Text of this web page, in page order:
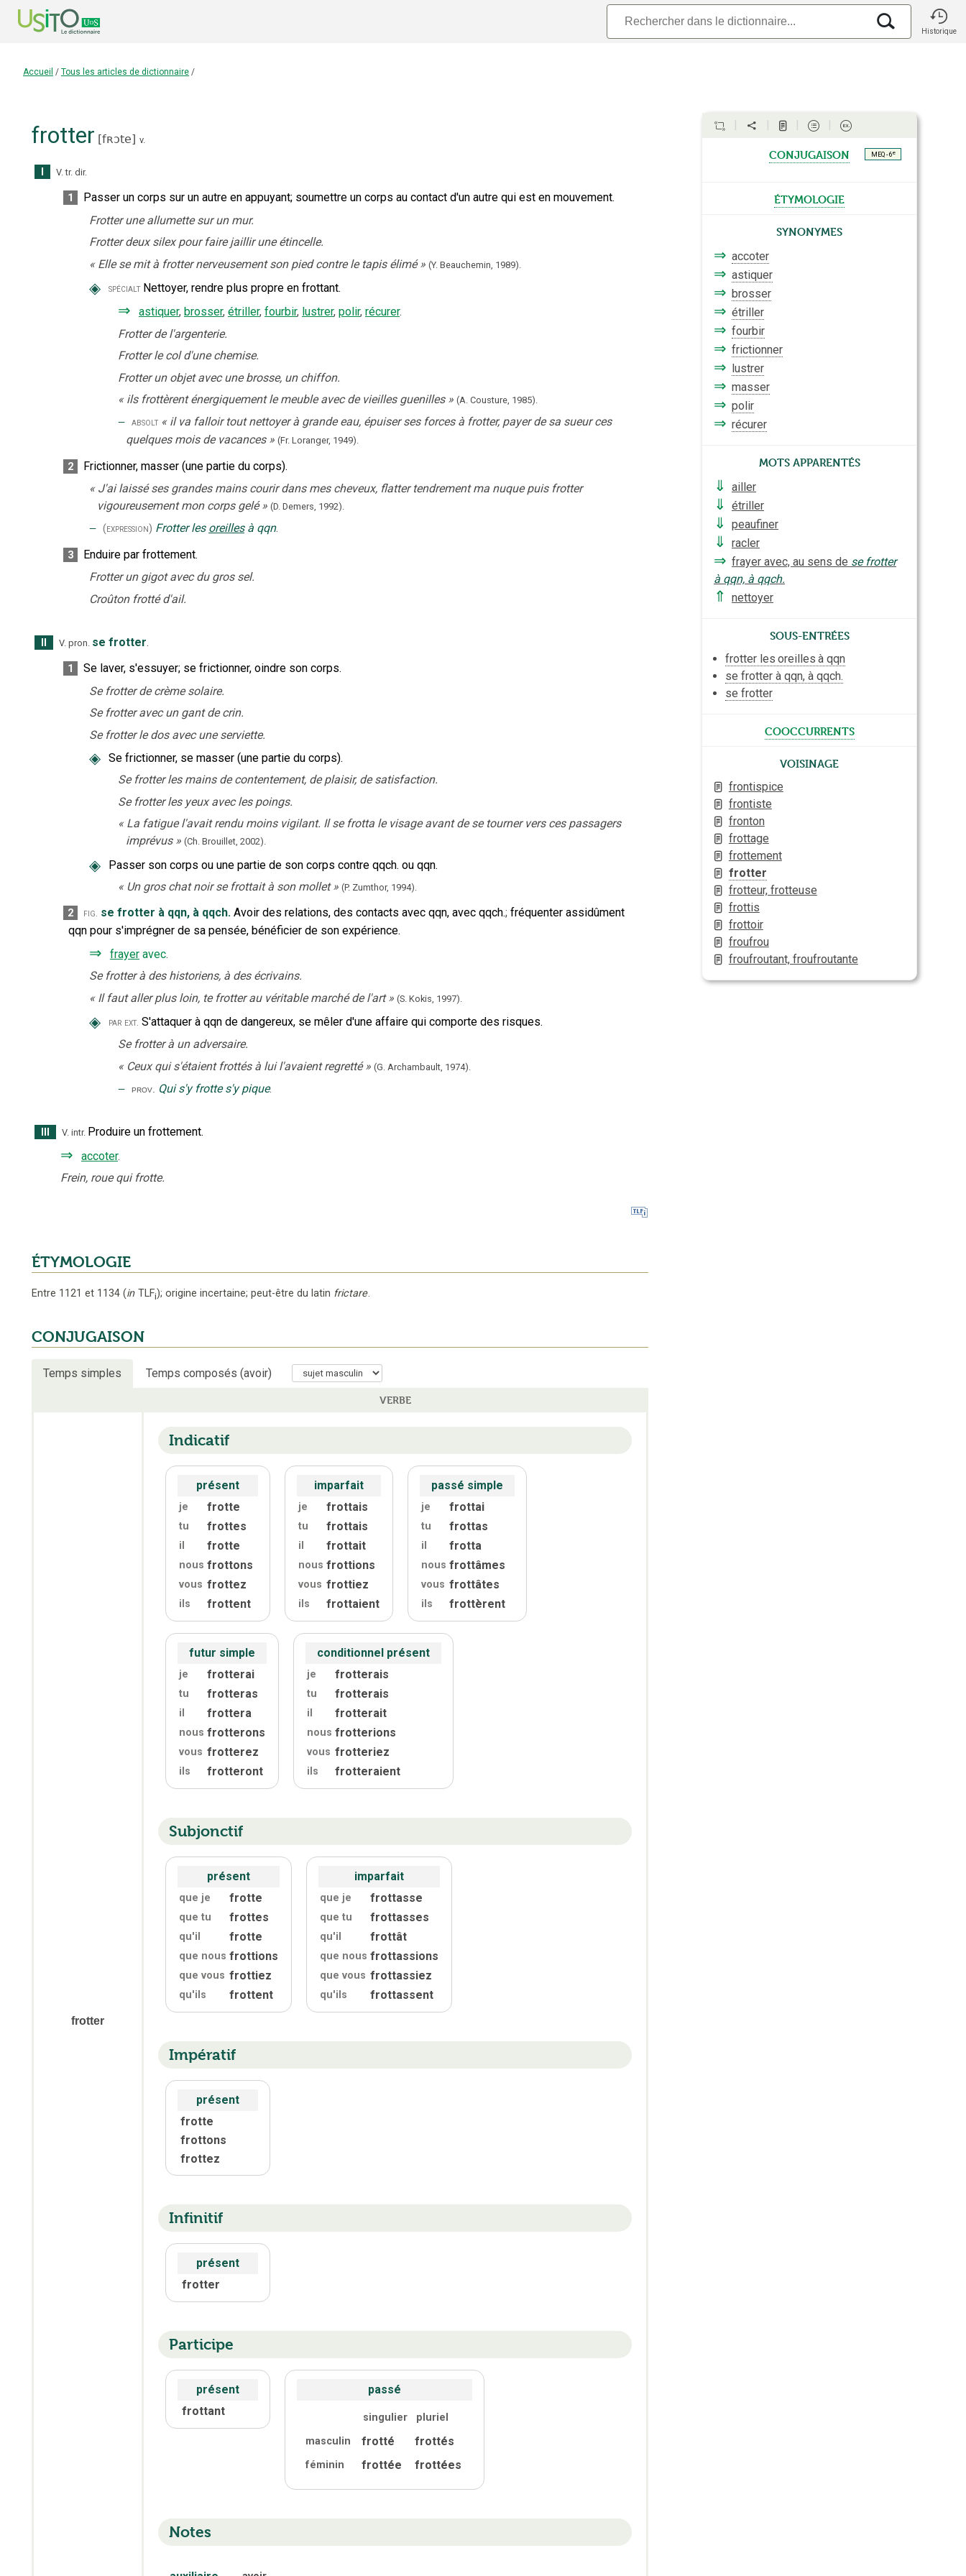
Historique
Accueil / Tous les articles de dictionnaire /
frotter [fʀɔte] v.
V. tr. dir.
1 Passer un corps sur un autre en appuyant; soumettre un corps au contact d'un autre qui est en mouvement.
Frotter une allumette sur un mur.
Frotter deux silex pour faire jaillir une étincelle.
« Elle se mit à frotter nerveusement son pied contre le tapis élimé » (Y. Beauchemin, 1989).
◈ spécialt Nettoyer, rendre plus propre en frottant.
⇒ astiquer, brosser, étriller, fourbir, lustrer, polir, récurer.
Frotter de l'argenterie.
Frotter le col d'une chemise.
Frotter un objet avec une brosse, un chiffon.
« ils frottèrent énergiquement le meuble avec de vieilles guenilles » (A. Cousture, 1985).
‒ absolt « il va falloir tout nettoyer à grande eau, épuiser ses forces à frotter, payer de sa sueur ces
quelques mois de vacances » (Fr. Loranger, 1949).
2
Frictionner, masser (une partie du corps).
« J'ai laissé ses grandes mains courir dans mes cheveux, flatter tendrement ma nuque puis frotter
vigoureusement mon corps gelé » (D. Demers, 1992).
‒ (expression) Frotter les oreilles à qqn.
3
Enduire par frottement.
Frotter un gigot avec du gros sel.
Croûton frotté d'ail.
V. pron. se frotter.
1 Se laver, s'essuyer; se frictionner, oindre son corps.
Se frotter de crème solaire.
Se frotter avec un gant de crin.
Se frotter le dos avec une serviette.
◈ Se frictionner, se masser (une partie du corps).
Se frotter les mains de contentement, de plaisir, de satisfaction.
Se frotter les yeux avec les poings.
« La fatigue l'avait rendu moins vigilant. Il se frotta le visage avant de se tourner vers ces passagers
imprévus » (Ch. Brouillet, 2002).
◈
Passer son corps ou une partie de son corps contre qqch. ou qqn.
« Un gros chat noir se frottait à son mollet » (P. Zumthor, 1994).
2 fig. se frotter à qqn, à qqch. Avoir des relations, des contacts avec qqn, avec qqch.; fréquenter assidûment
qqn pour s'imprégner de sa pensée, bénéficier de son expérience.
⇒ frayer avec.
Se frotter à des historiens, à des écrivains.
« Il faut aller plus loin, te frotter au véritable marché de l'art » (S. Kokis, 1997).
◈ par ext. S'attaquer à qqn de dangereux, se mêler d'une affaire qui comporte des risques.
Se frotter à un adversaire.
« Ceux qui s'étaient frottés à lui l'avaient regretté » (G. Archambault, 1974).
‒ prov. Qui s'y frotte s'y pique.
III V. intr. Produire un frottement.
⇒ accoter.
Frein, roue qui frotte.
ÉTYMOLOGIE
Entre 1121 et 1134 (in TLFi); origine incertaine; peut-être du latin frictare.
CONJUGAISON
Temps simples Temps composés (avoir)
VERBE
frotter
Indicatif
présent
je frotte
tu frottes
il frotte
nous frottons
vous frottez
ils frottent
imparfait
je frottais
tu frottais
il frottait
nous frottions
vous frottiez
ils frottaient
passé simple
je frottai
tu frottas
il frotta
nous frottâmes
vous frottâtes
ils frottèrent
futur simple
je frotterai
tu frotteras
il frottera
nous frotterons
vous frotterez
ils frotteront
conditionnel présent
je frotterais
tu frotterais
il frotterait
nous frotterions
vous frotteriez
ils frotteraient
Subjonctif
présent
que je frotte
que tu frottes
qu'il frotte
que nous frottions
que vous frottiez
qu'ils frottent
imparfait
que je frottasse
que tu frottasses
qu'il frottât
que nous frottassions
que vous frottassiez
qu'ils frottassent
Impératif
présent
frotte
frottons
frottez
Infinitif
présent
frotter
Participe
présent
frottant
passé
singulier
pluriel
masculin
frotté frottés
féminin frottée frottées
Notes
conjugaison MEQ - 6e
étymologie
Synonymes
⇒ accoter
⇒ astiquer
⇒ brosser
⇒ étriller
⇒ fourbir
⇒ frictionner
⇒ lustrer
⇒ masser
⇒ polir
⇒ récurer
Mots apparentés
⇓
ailler
⇓ étriller
⇓ peaufiner
⇓ racler
⇒ frayer avec, au sens de se frotter
à qqn, à qqch.
⇑ nettoyer
Sous-entrées
frotter les oreilles à qqn
se frotter à qqn, à qqch.
se frotter
cooccurrents
Voisinage
frontispice
frontiste
fronton
frottage
frottement
frotter
frotteur, frotteuse
frottis
frottoir
froufrou
froufroutant, froufroutante